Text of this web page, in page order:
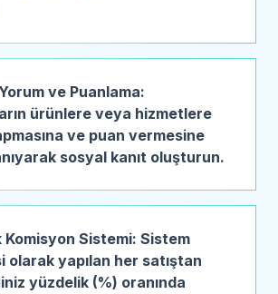
ve Puanlama:
ürünlere veya hizmetlere
ve puan vermesine
sosyal kanıt oluşturun.
Komisyon Sistemi: Sistem
olarak yapılan her satıştan
yüzdelik (%) oranında